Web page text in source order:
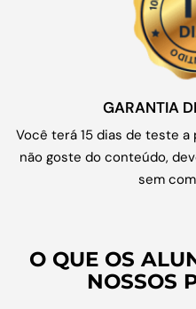
GARANTIA
Você terá 15 dias de teste
não goste do conteúdo,
sem
O QUE OS
NOSSOS